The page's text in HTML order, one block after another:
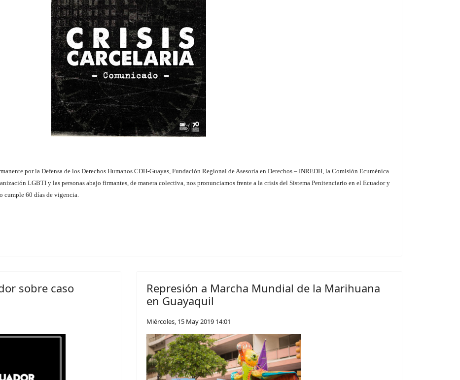
por la Defensa de los Derechos Humanos CDH-Guayas, Fundación Regional de Asesoría en Derechos – INREDH, la Comisión Ecuménica
LGBTI y las personas abajo firmantes, de manera colectiva, nos pronunciamos frente a la crisis del Sistema Penitenciario en el Ecuador y
cumple 60 días de vigencia.
sobre caso
Represión a Marcha Mundial de la Marihuana
en Guayaquil
Miércoles, 15 May 2019 14:01